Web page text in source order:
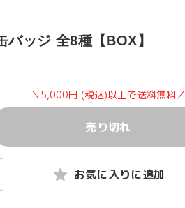
ッジ 全8種【BOX】
＼5,000円 (税込)以上で送料無料／
売り切れ
お気に入りに追加